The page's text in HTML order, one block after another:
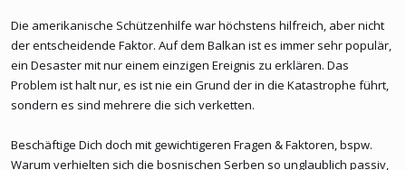
Die amerikanische Schützenhilfe war höchstens hilfreich, aber nicht
der entscheidende Faktor. Auf dem Balkan ist es immer sehr populär,
ein Desaster mit nur einem einzigen Ereignis zu erklären. Das
Problem ist halt nur, es ist nie ein Grund der in die Katastrophe führt,
sondern es sind mehrere die sich verketten.
Beschäftige Dich doch mit gewichtigeren Fragen & Faktoren, bspw.
Warum verhielten sich die bosnischen Serben so unglaublich passiv,